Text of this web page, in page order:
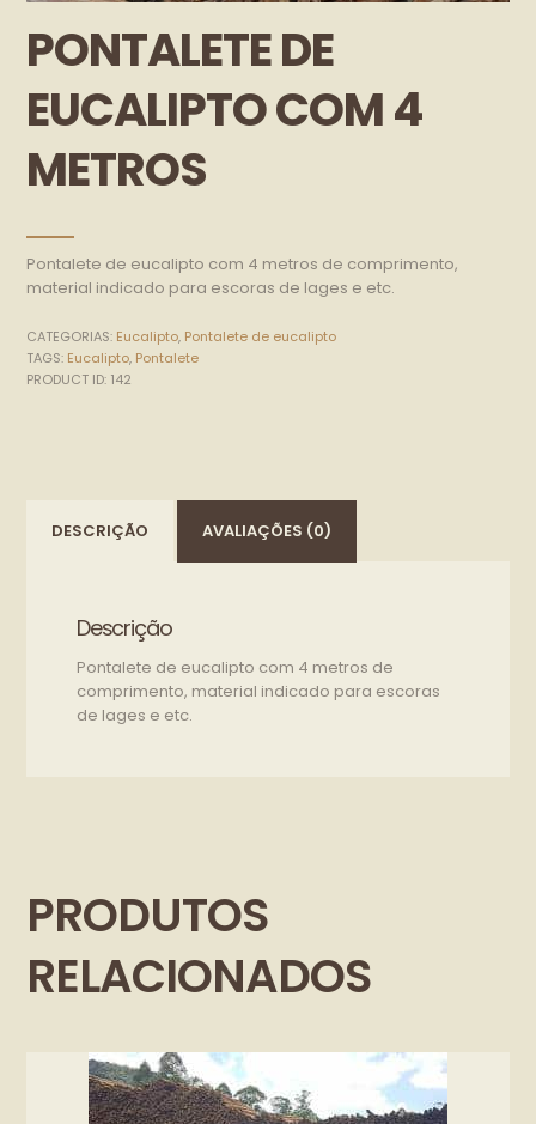
PONTALETE DE
EUCALIPTO COM 4
METROS
Pontalete de eucalipto com 4 metros de comprimento,
material indicado para escoras de lages e etc.
CATEGORIAS: Eucalipto, Pontalete de eucalipto
TAGS: Eucalipto, Pontalete
PRODUCT ID: 142
DESCRIÇÃO AVALIAÇÕES (0)
Descrição
Pontalete de eucalipto com 4 metros de
comprimento, material indicado para escoras
de lages e etc.
PRODUTOS
RELACIONADOS